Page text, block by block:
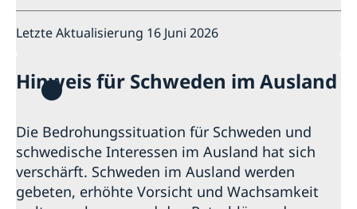
Letzte Aktualisierung 16 Juni 2026
Hinweis für Schweden im Ausland
Die Bedrohungssituation für Schweden und
schwedische Interessen im Ausland hat sich
verschärft. Schweden im Ausland werden
gebeten, erhöhte Vorsicht und Wachsamkeit